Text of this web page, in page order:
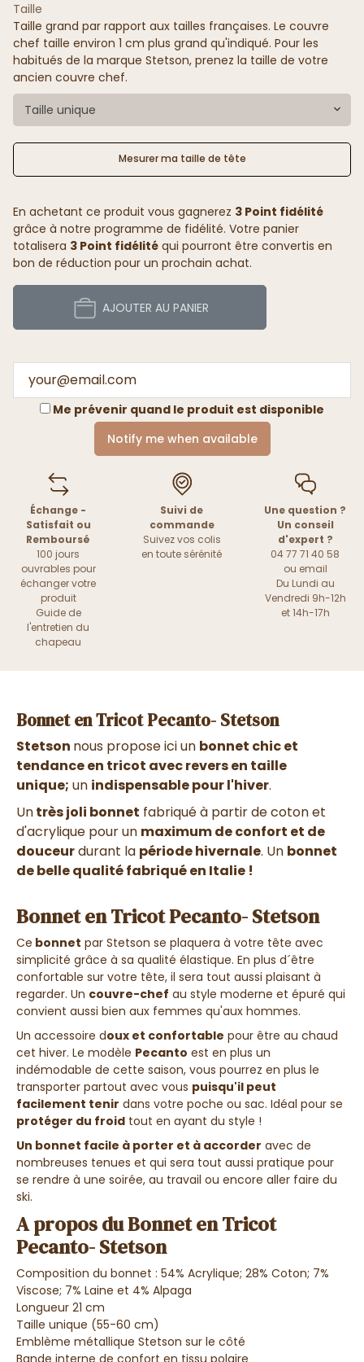
Taille
Taille grand par rapport aux tailles françaises. Le couvre
chef taille environ 1 cm plus grand qu'indiqué. Pour les
habitués de la marque Stetson, prenez la taille de votre
ancien couvre chef.
Taille unique
Mesurer ma taille de tête
En achetant ce produit vous gagnerez 3 Point fidélité
grâce à notre programme de fidélité. Votre panier
totalisera 3 Point fidélité qui pourront être convertis en
bon de réduction pour un prochain achat.
AJOUTER AU PANIER
Me prévenir quand le produit est disponible
Notify me when available
Échange -
Satisfait ou
Remboursé
100 jours
ouvrables pour
échanger votre
produit
Guide de
l'entretien du
chapeau
Suivi de
commande
Suivez vos colis
en toute sérénité
Une question ?
Un conseil
d'expert ?
04 77 71 40 58
ou email
Du Lundi au
Vendredi 9h-12h
et 14h-17h
Bonnet en Tricot Pecanto- Stetson
Stetson nous propose ici un bonnet chic et
tendance en tricot avec revers en taille
unique; un indispensable pour l'hiver.
Untrès joli bonnet fabriqué à partir de coton et
d'acrylique pour un maximum de confort et de
douceurdurant la période hivernale. Un bonnet
de belle qualité fabriqué en Italie !
Bonnet en Tricot Pecanto- Stetson
Ce bonnet par Stetson se plaquera à votre tête avec
simplicité grâce à sa qualité élastique. En plus d´être
confortable sur votre tête, il sera tout aussi plaisant à
regarder. Un couvre-chef au style moderne et épuré qui
convient aussi bien aux femmes qu'aux hommes.
Un accessoire doux et confortable pour être au chaud
cet hiver. Le modèle Pecanto est en plus un
indémodable de cette saison, vous pourrez en plus le
transporter partout avec vous puisqu'il peut
facilement tenir dans votre poche ou sac. Idéal pour se
protéger du froid tout en ayant du style !
Un bonnet facile à porter et à accorder avec de
nombreuses tenues et qui sera tout aussi pratique pour
se rendre à une soirée, au travail ou encore aller faire du
ski.
A propos du Bonnet en Tricot
Pecanto- Stetson
Composition du bonnet : 54% Acrylique; 28% Coton; 7%
Viscose; 7% Laine et 4% Alpaga
Longueur 21 cm
Taille unique (55-60 cm)
Emblème métallique Stetson sur le côté